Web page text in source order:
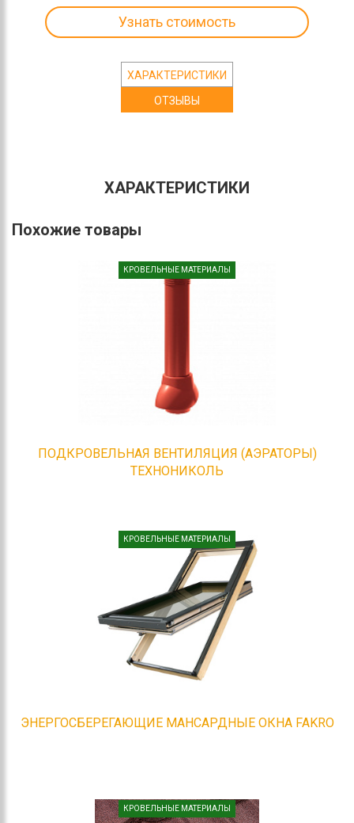
Узнать стоимость
ХАРАКТЕРИСТИКИ
ОТЗЫВЫ
ХАРАКТЕРИСТИКИ
Похожие товары
КРОВЕЛЬНЫЕ МАТЕРИАЛЫ
ПОДКРОВЕЛЬНАЯ ВЕНТИЛЯЦИЯ (АЭРАТОРЫ)
ТЕХНОНИКОЛЬ
КРОВЕЛЬНЫЕ МАТЕРИАЛЫ
ЭНЕРГОСБЕРЕГАЮЩИЕ МАНСАРДНЫЕ ОКНА FAKRO
КРОВЕЛЬНЫЕ МАТЕРИАЛЫ